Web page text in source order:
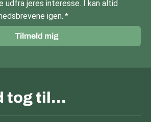
udfra jeres interesse. I kan altid
igen.
Tilmeld mig
tog til…